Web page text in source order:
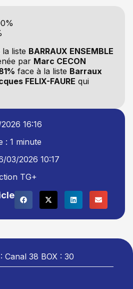
liste BARRAUX ENSEMBLE
par Marc CECON
face à la liste Barraux
FELIX-FAURE qui
16:16
: 1 minute
03/2026 10:17
TG+
Canal 38 BOX : 30